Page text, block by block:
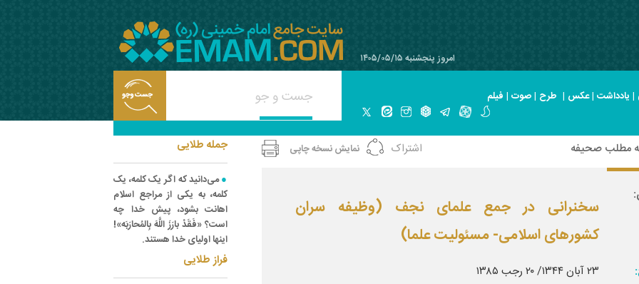
امروز پنجشنبه ۱۴۰۵/۰۵/۱۵
| یادداشت |عکس | طرح |صوت | فیلم
مطلب صحیفه اشتراک نمایش نسخه چاپی
سخنرانی در جمع علمای نجف (وظیفه سران
کشورهای اسلامی- مسئولیت علما)
۲۳ آبان ۱۳۴۴/ ۲۰ رجب ۱۳۸۵
جمله طلایی
می‌دانید که اگر یک کلمه، یک
کلمه، به یکی از مراجع اسلام
اهانت بشود، پیش خدا چه
است؟ «فَقَدْ بارَزَ اللَّهَ بِالمُحارَبَه»!
اینها اولیای خدا هستند.
فراز طلایی